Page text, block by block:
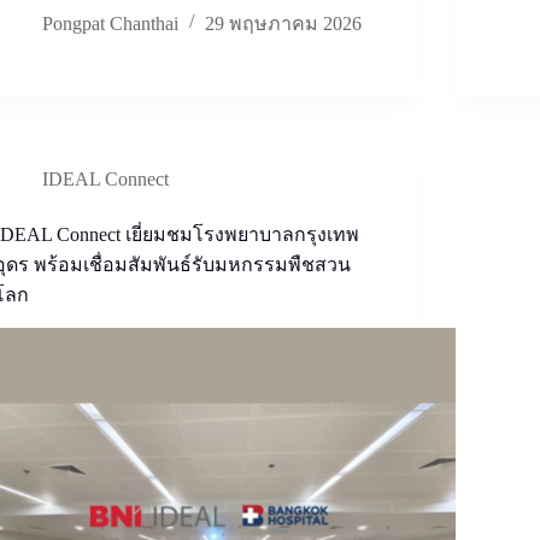
Pongpat Chanthai
29 พฤษภาคม 2026
IDEAL Connect
Connect เยี่ยมชมโรงพยาบาลกรุงเทพ
ดร พร้อมเชื่อมสัมพันธ์รับมหกรรมพืชสวน
ลก